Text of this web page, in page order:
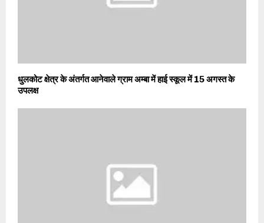
धुलकोट क्षेत्र के अंतर्गत आनेवाले ग्राम अम्बा में हाई स्कूल में 15 अगस्त के
उपलक्ष